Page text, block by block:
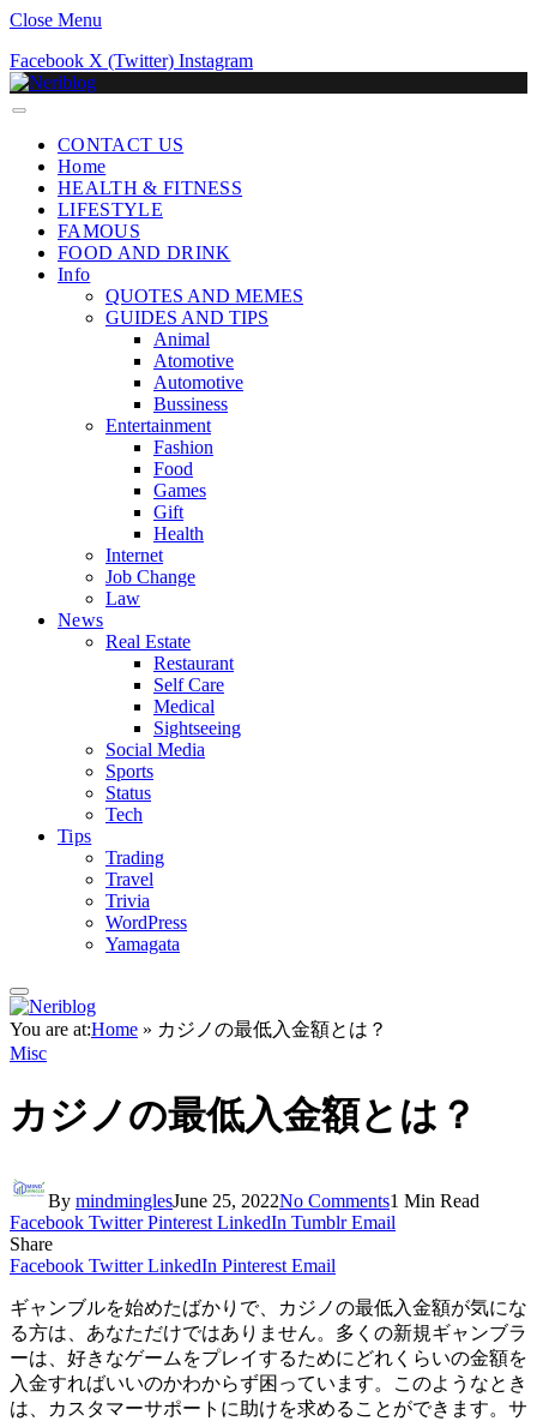
Close Menu
Facebook X (Twitter) Instagram
CONTACT US
Home
HEALTH & FITNESS
LIFESTYLE
FAMOUS
FOOD AND DRINK
Info
QUOTES AND MEMES
GUIDES AND TIPS
Animal
Atomotive
Automotive
Bussiness
Entertainment
Fashion
Food
Games
Gift
Health
Internet
Job Change
Law
News
Real Estate
Restaurant
Self Care
Medical
Sightseeing
Social Media
Sports
Status
Tech
Tips
Trading
Travel
Trivia
WordPress
Yamagata
You are at:Home » カジノの最低入金額とは？
Misc
カジノの最低入金額とは？
By mindminglesJune 25, 2022No Comments1 Min Read
Facebook Twitter Pinterest LinkedIn Tumblr Email
Share
Facebook Twitter LinkedIn Pinterest Email
ギャンブルを始めたばかりで、カジノの最低入金額が気にな
る方は、あなただけではありません。多くの新規ギャンブラ
ーは、好きなゲームをプレイするためにどれくらいの金額を
入金すればいいのかわからず困っています。このようなとき
は、カスタマーサポートに助けを求めることができます。サ